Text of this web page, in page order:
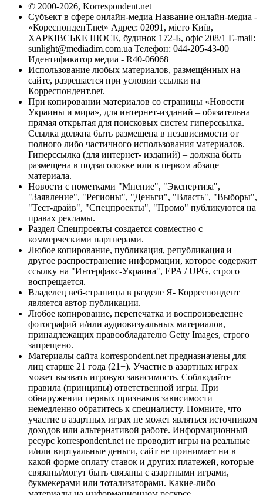
© 2000-2026, Korrespondent.net
Субъект в сфере онлайн-медиа Название онлайн-медиа -
«КореспонденТ.net» Адрес: 02091, місто Київ,
ХАРКІВСЬКЕ ШОСЕ, будинок 172-Б, офіс 208/1 E-mail:
sunlight@mediadim.com.ua Телефон: 044-205-43-00
Идентификатор медиа - R40-06068
Использование любых материалов, размещённых на
сайте, разрешается при условии ссылки на
Корреспондент.net.
При копировании материалов со страницы «Новости
Украины и мира», для интернет-изданий – обязательна
прямая открытая для поисковых систем гиперссылка.
Ссылка должна быть размещена в независимости от
полного либо частичного использования материалов.
Гиперссылка (для интернет- изданий) – должна быть
размещена в подзаголовке или в первом абзаце
материала.
Новости с пометками "Мнение", "Экспертиза",
"Заявление", "Регионы", "Деньги", "Власть", "Выборы",
"Тест-драйв", "Спецпроекты", "Промо" публикуются на
правах рекламы.
Раздел Спецпроекты создается совместно с
коммерческими партнерами.
Любое копирование, публикация, републикация и
другое распространение информации, которое содержит
ссылку на "Интерфакс-Украина", EPA / UPG, строго
воспрещается.
Владелец веб-страницы в разделе Я- Корреспондент
является автор публикации.
Любое копирование, перепечатка и воспроизведение
фотографий и/или аудиовизуальных материалов,
принадлежащих правообладателю Getty Images, строго
запрещено.
Материалы сайта korrespondent.net предназначены для
лиц старше 21 года (21+). Участие в азартных играх
может вызвать игровую зависимость. Соблюдайте
правила (принципы) ответственной игры. При
обнаружении первых признаков зависимости
немедленно обратитесь к специалисту. Помните, что
участие в азартных играх не может являться источником
доходов или альтернативой работе. Информационный
ресурс korrespondent.net не проводит игры на реальные
и/или виртуальные деньги, сайт не принимает ни в
какой форме оплату ставок и других платежей, которые
связаны/могут быть связаны с азартными играми,
букмекерами или тотализаторами. Какие-либо